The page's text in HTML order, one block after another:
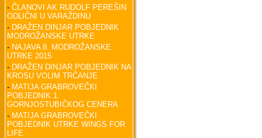
- ČLANOVI AK RUDOLF PEREŠIN
ODLIČNI U VARAŽDINU
- DRAŽEN DINJAR POBJEDNIK
MODROŽANSKE UTRKE
- NAJAVA 8. MODROŽANSKE
UTRKE 2015
- DRAŽEN DINJAR POBJEDNIK NA
KROSU VOLIM TRČANJE
- MATIJA GRABROVEČKI
POBJEDNIK 1.
GORNJOSTUBIČKOG CENERA
- MATIJA GRABROVEČKI
POBJEDNIK UTRKE WINGS FOR
LIFE